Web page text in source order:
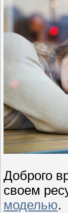
Доброго
своем
моделью.